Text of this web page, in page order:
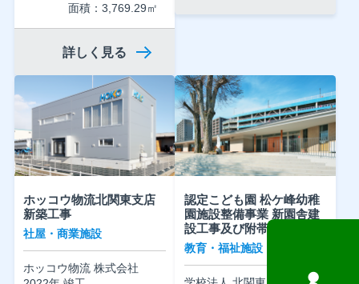
面積：3,769.29㎡
詳しく見る
ホッコウ物流北関東支店
新築工事
社屋・商業施設
ホッコウ物流 株式会社
認定こども園 松ケ峰幼稚
園施設整備事業 新園舎建
設工事及び附帯工事
教育・福祉施設